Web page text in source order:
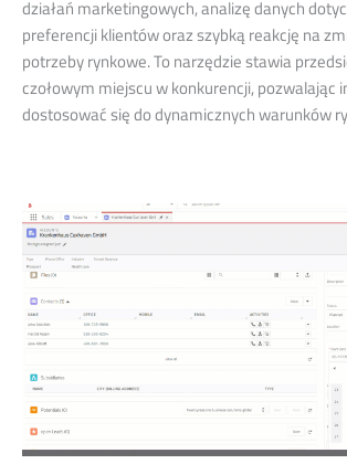
działań marketingowych, analizę danych
preferencji klientów oraz szybką reakcję na
potrzeby rynkowe. To narzędzie stawia
czołowym miejscu w konkurencji, pozwalając
dostosować się do dynamicznych warunków